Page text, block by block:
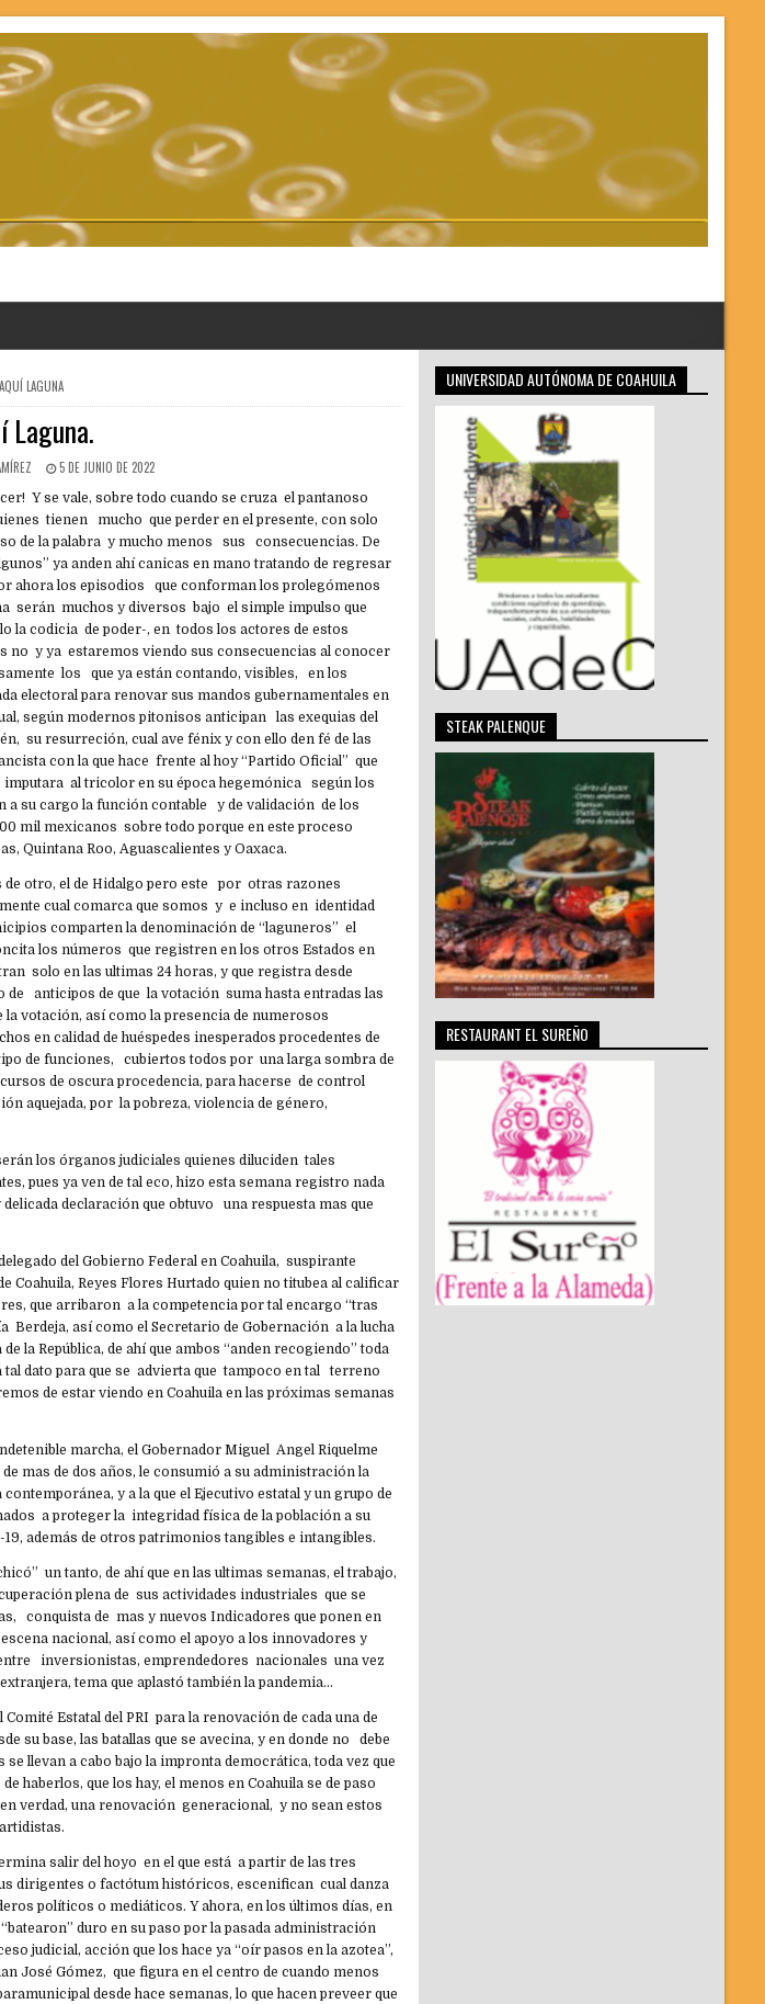
POSTED
AQUÍ LAGUNA
Laguna.
5 DE JUNIO DE 2022
Y se vale, sobre todo cuando se cruza el pantanoso
tienen mucho que perder en el presente, con solo
de la palabra y mucho menos sus consecuencias. De
ya anden ahí canicas en mano tratando de regresar
ahora los episodios que conforman los prolegómenos
serán muchos y diversos bajo el simple impulso que
la codicia de poder-, en todos los actores de estos
y ya estaremos viendo sus consecuencias al conocer
los que ya están contando, visibles, en los
electoral para renovar sus mandos gubernamentales en
según modernos pitonisos anticipan las exequias del
su resurreción, cual ave fénix y con ello den fé de las
con la que hace frente al hoy “Partido Oficial” que
imputara al tricolor en su época hegemónica según los
a su cargo la función contable y de validación de los
mil mexicanos sobre todo porque en este proceso
Quintana Roo, Aguascalientes y Oaxaca.
de otro, el de Hidalgo pero este por otras razones
cual comarca que somos y e incluso en identidad
comparten la denominación de “laguneros” el
los números que registren en los otros Estados en
solo en las ultimas 24 horas, y que registra desde
de anticipos de que la votación suma hasta entradas las
la votación, así como la presencia de numerosos
en calidad de huéspedes inesperados procedentes de
de funciones, cubiertos todos por una larga sombra de
de oscura procedencia, para hacerse de control
aquejada, por la pobreza, violencia de género,
los órganos judiciales quienes diluciden tales
pues ya ven de tal eco, hizo esta semana registro nada
declaración que obtuvo una respuesta mas que
del Gobierno Federal en Coahuila, suspirante
Coahuila, Reyes Flores Hurtado quien no titubea al calificar
que arribaron a la competencia por tal encargo “tras
Berdeja, así como el Secretario de Gobernación a la lucha
la República, de ahí que ambos “anden recogiendo” toda
tal dato para que se advierta que tampoco en tal terreno
de estar viendo en Coahuila en las próximas semanas
marcha, el Gobernador Miguel Angel Riquelme
mas de dos años, le consumió a su administración la
y a la que el Ejecutivo estatal y un grupo de
a proteger la integridad física de la población a su
además de otros patrimonios tangibles e intangibles.
un tanto, de ahí que en las ultimas semanas, el trabajo,
plena de sus actividades industriales que se
conquista de mas y nuevos Indicadores que ponen en
nacional, así como el apoyo a los innovadores y
inversionistas, emprendedores nacionales una vez
tema que aplastó también la pandemia…
Estatal del PRI para la renovación de cada una de
su base, las batallas que se avecina, y en donde no debe
llevan a cabo bajo la impronta democrática, toda vez que
haberlos, que los hay, el menos en Coahuila se de paso
verdad, una renovación generacional, y no sean estos
salir del hoyo en el que está a partir de las tres
dirigentes o factótum históricos, escenifican cual danza
políticos o mediáticos. Y ahora, en los últimos días, en
duro en su paso por la pasada administración
judicial, acción que los hace ya “oír pasos en la azotea”,
José Gómez, que figura en el centro de cuando menos
desde hace semanas, lo que hacen preveer que
UNIVERSIDAD AUTÓNOMA DE COAHUILA
STEAK PALENQUE
RESTAURANT EL SUREÑO